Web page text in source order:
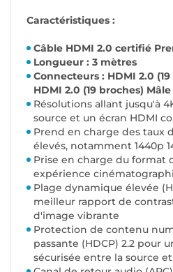
Caractéristiques :
Câble HDMI 2.0 certifié
Longueur : 3 mètres
Connecteurs : HDMI 2.0
HDMI 2.0 (19 broches) Mâle
Résolutions allant jusqu'à
source et un écran HDMI
Prend en charge des taux
élevés, notamment 1440p
Prise en charge du format
expérience
Plage dynamique élevée
meilleur rapport de
d'image vibrante
Protection de contenu
passante (HDCP) 2.2 pour
sécurisée entre la source